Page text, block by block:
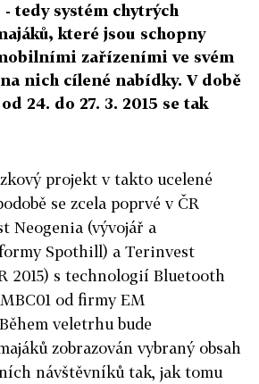
- tedy systém chytrých
které jsou schopny
zařízeními ve svém
nich cílené nabídky. V době
24. do 27. 3. 2015 se tak
projekt v takto ucelené
se zcela poprvé v ČR
Neogenia (vývojář a
Spothill) a Terinvest
2015) s technologií Bluetooth
od firmy EM
veletrhu bude
zobrazován vybraný obsah
návštěvníků tak, jak tomu